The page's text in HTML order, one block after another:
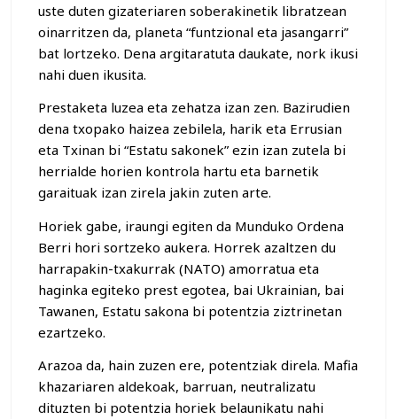
uste duten gizateriaren soberakinetik libratzean
oinarritzen da, planeta “funtzional eta jasangarri”
bat lortzeko. Dena argitaratuta daukate, nork ikusi
nahi duen ikusita.
Prestaketa luzea eta zehatza izan zen. Bazirudien
dena txopako haizea zebilela, harik eta Errusian
eta Txinan bi “Estatu sakonek” ezin izan zutela bi
herrialde horien kontrola hartu eta barnetik
garaituak izan zirela jakin zuten arte.
Horiek gabe, iraungi egiten da Munduko Ordena
Berri hori sortzeko aukera. Horrek azaltzen du
harrapakin-txakurrak (NATO) amorratua eta
haginka egiteko prest egotea, bai Ukrainian, bai
Tawanen, Estatu sakona bi potentzia ziztrinetan
ezartzeko.
Arazoa da, hain zuzen ere, potentziak direla. Mafia
khazariaren aldekoak, barruan, neutralizatu
dituzten bi potentzia horiek belaunikatu nahi